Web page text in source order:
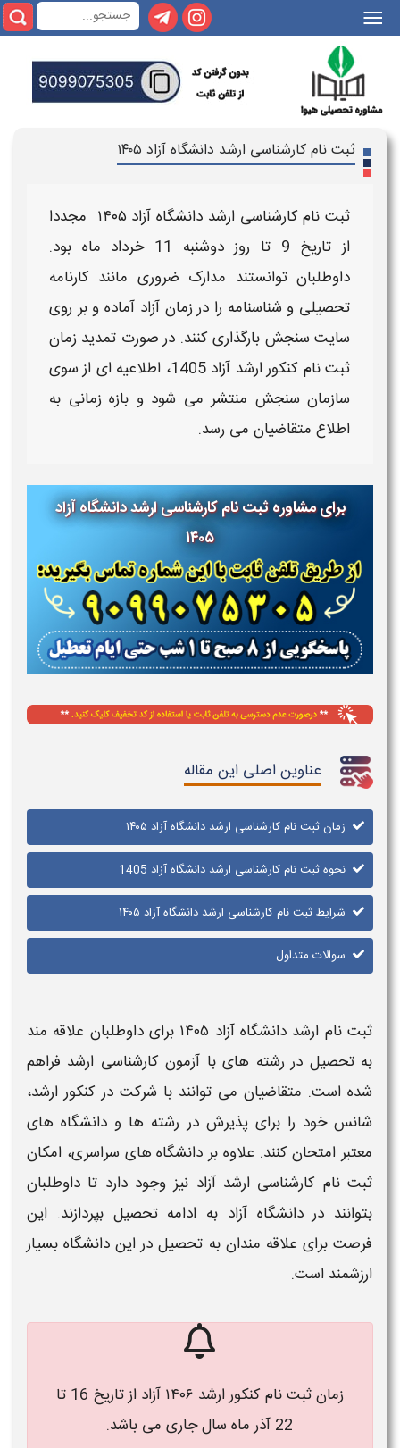
|||
ثبت نام کارشناسی ارشد دانشگاه آزاد ۱۴۰۵
ثبت نام کارشناسی ارشد دانشگاه آزاد ۱۴۰۵
مجددا
از تاریخ 9 تا روز دوشنبه 11 خرداد ماه بود.
داوطلبان توانستند مدارک ضروری مانند کارنامه
تحصیلی و شناسنامه را درزمان آزاد آماده و بر روی
سایت سنجش بارگذاری کنند. در صورت تمدید زمان
ثبت نام کنکور ارشد آزاد 1405
، اطلاعیه ای از سوی
سازمان سنجش منتشر می شود و بازه زمانی به
اطلاع متقاضیان می رسد.
برای مشاوره ثبت نام کارشناسی ارشد دانشگاه آزاد
۱۴۰۵
عناوین اصلی این مقاله
زمان ثبت نام کارشناسی ارشد دانشگاه آزاد ۱۴۰۵
نحوه ثبت نام کارشناسی ارشد دانشگاه آزاد 1405
شرایط ثبت نام کارشناسی ارشد دانشگاه آزاد ۱۴۰۵
سوالات متداول
ثبت ‌نام ارشد دانشگاه آزاد ۱۴۰۵
برای داوطلبان علاقه ‌مند
به تحصیل در رشته‌ های با آزمون کارشناسی ارشد فراهم
شده است. متقاضیان می ‌توانند با شرکت در کنکور ارشد،
شانس خود را برای پذیرش در رشته‌ ها و دانشگاه‌ های
معتبر امتحان کنند. علاوه بر دانشگاه‌ های سراسری، امکان
ثبت ‌نام کارشناسی ارشد آزاد نیز وجود دارد تا داوطلبان
بتوانند دردانشگاه آزاد به ادامه تحصیل بپردازند. این
فرصت برای علاقه ‌مندان به تحصیل در این دانشگاه بسیار
ارزشمند است.
زمان ثبت نام کنکور ارشد ۱۴۰۶ آزاد از تاریخ 16 تا
22 آذر ماه سال جاری می باشد.